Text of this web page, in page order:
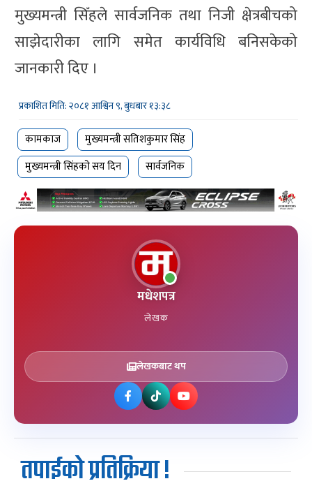
मुख्यमन्त्री सिँहले सार्वजनिक तथा निजी क्षेत्रबीचको
साझेदारीका लागि समेत कार्यविधि बनिसकेको
जानकारी दिए ।
प्रकाशित मिति: २०८१ आश्विन ९, बुधबार १३:३८
कामकाज
मुख्यमन्त्री सतिशकुमार सिंह
मुख्यमन्त्री सिंहको सय दिन
सार्वजनिक
मधेशपत्र
लेखक
लेखकबाट थप
तपाईको प्रतिक्रिया !